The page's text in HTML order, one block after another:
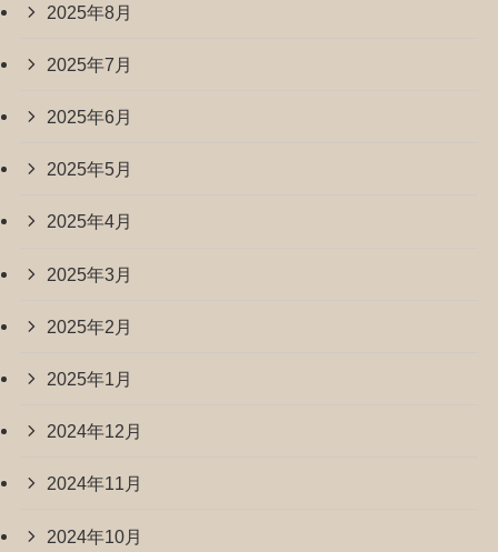
2025年8月
2025年7月
2025年6月
2025年5月
2025年4月
2025年3月
2025年2月
2025年1月
2024年12月
2024年11月
2024年10月